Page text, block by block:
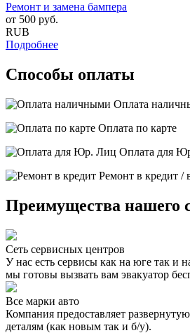
Ремонт и замена бампера
от 500 руб.
RUB
Подробнее
Способы оплаты
Оплата
Оплата по карте
Оплата для
Ремонт в кредит /
Преимущества нашего
Сеть сервисных центров
У нас есть сервисы как на юге так и
мы готовы вызвать вам эвакуатор
Все марки авто
Компания предоставляет
деталям (как новым так и б/у).